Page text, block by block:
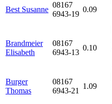
Best Susanne
08167
6943-19
0.09
Brandmeier
Elisabeth
08167
6943-13
0.10
Burger
Thomas
08167
6943-21
1.09